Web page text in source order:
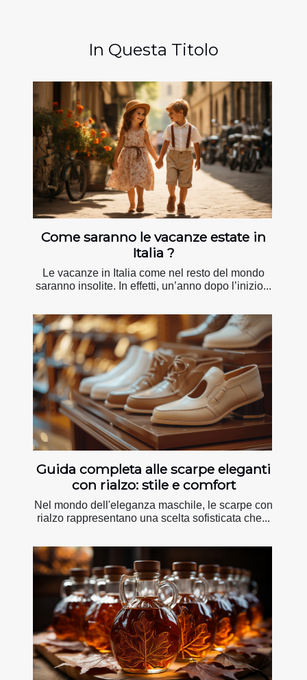
In Questa Titolo
Come saranno le vacanze estate in
Italia ?
Le vacanze in Italia come nel resto del mondo
saranno insolite. In effetti, un’anno dopo l’inizio...
Guida completa alle scarpe eleganti
con rialzo: stile e comfort
Nel mondo dell'eleganza maschile, le scarpe con
rialzo rappresentano una scelta sofisticata che...